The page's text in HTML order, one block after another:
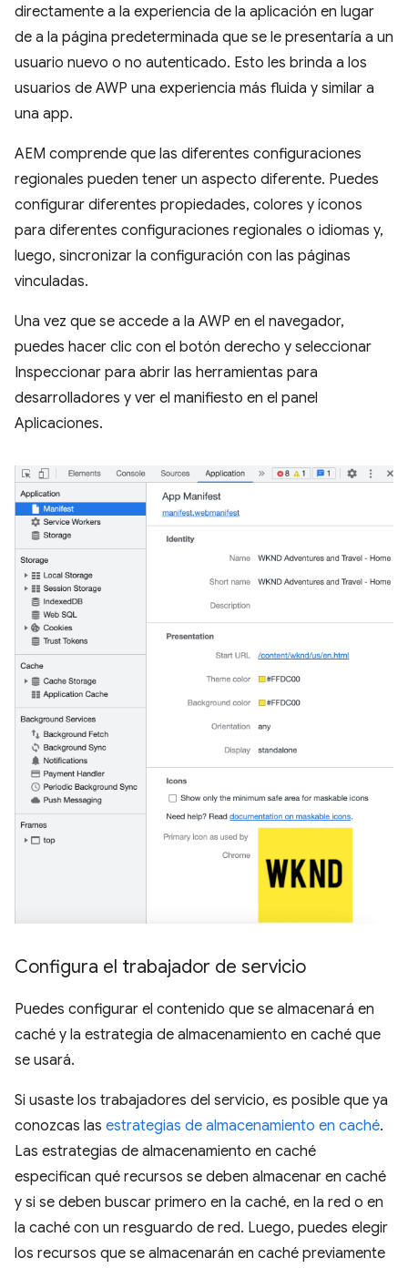
directamente a la experiencia de la aplicación en lugar
de a la página predeterminada que se le presentaría a un
usuario nuevo o no autenticado. Esto les brinda a los
usuarios de AWP una experiencia más fluida y similar a
una app.
AEM comprende que las diferentes configuraciones
regionales pueden tener un aspecto diferente. Puedes
configurar diferentes propiedades, colores y íconos
para diferentes configuraciones regionales o idiomas y,
luego, sincronizar la configuración con las páginas
vinculadas.
Una vez que se accede a la AWP en el navegador,
puedes hacer clic con el botón derecho y seleccionar
Inspeccionar para abrir las herramientas para
desarrolladores y ver el manifiesto en el panel
Aplicaciones.
Configura el trabajador de servicio
Puedes configurar el contenido que se almacenará en
caché y la estrategia de almacenamiento en caché que
se usará.
Si usaste los trabajadores del servicio, es posible que ya
conozcas las estrategias de almacenamiento en caché.
Las estrategias de almacenamiento en caché
especifican qué recursos se deben almacenar en caché
y si se deben buscar primero en la caché, en la red o en
la caché con un resguardo de red. Luego, puedes elegir
los recursos que se almacenarán en caché previamente